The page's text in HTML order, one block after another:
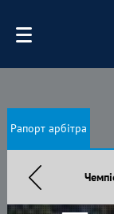
Рапорт арбітра